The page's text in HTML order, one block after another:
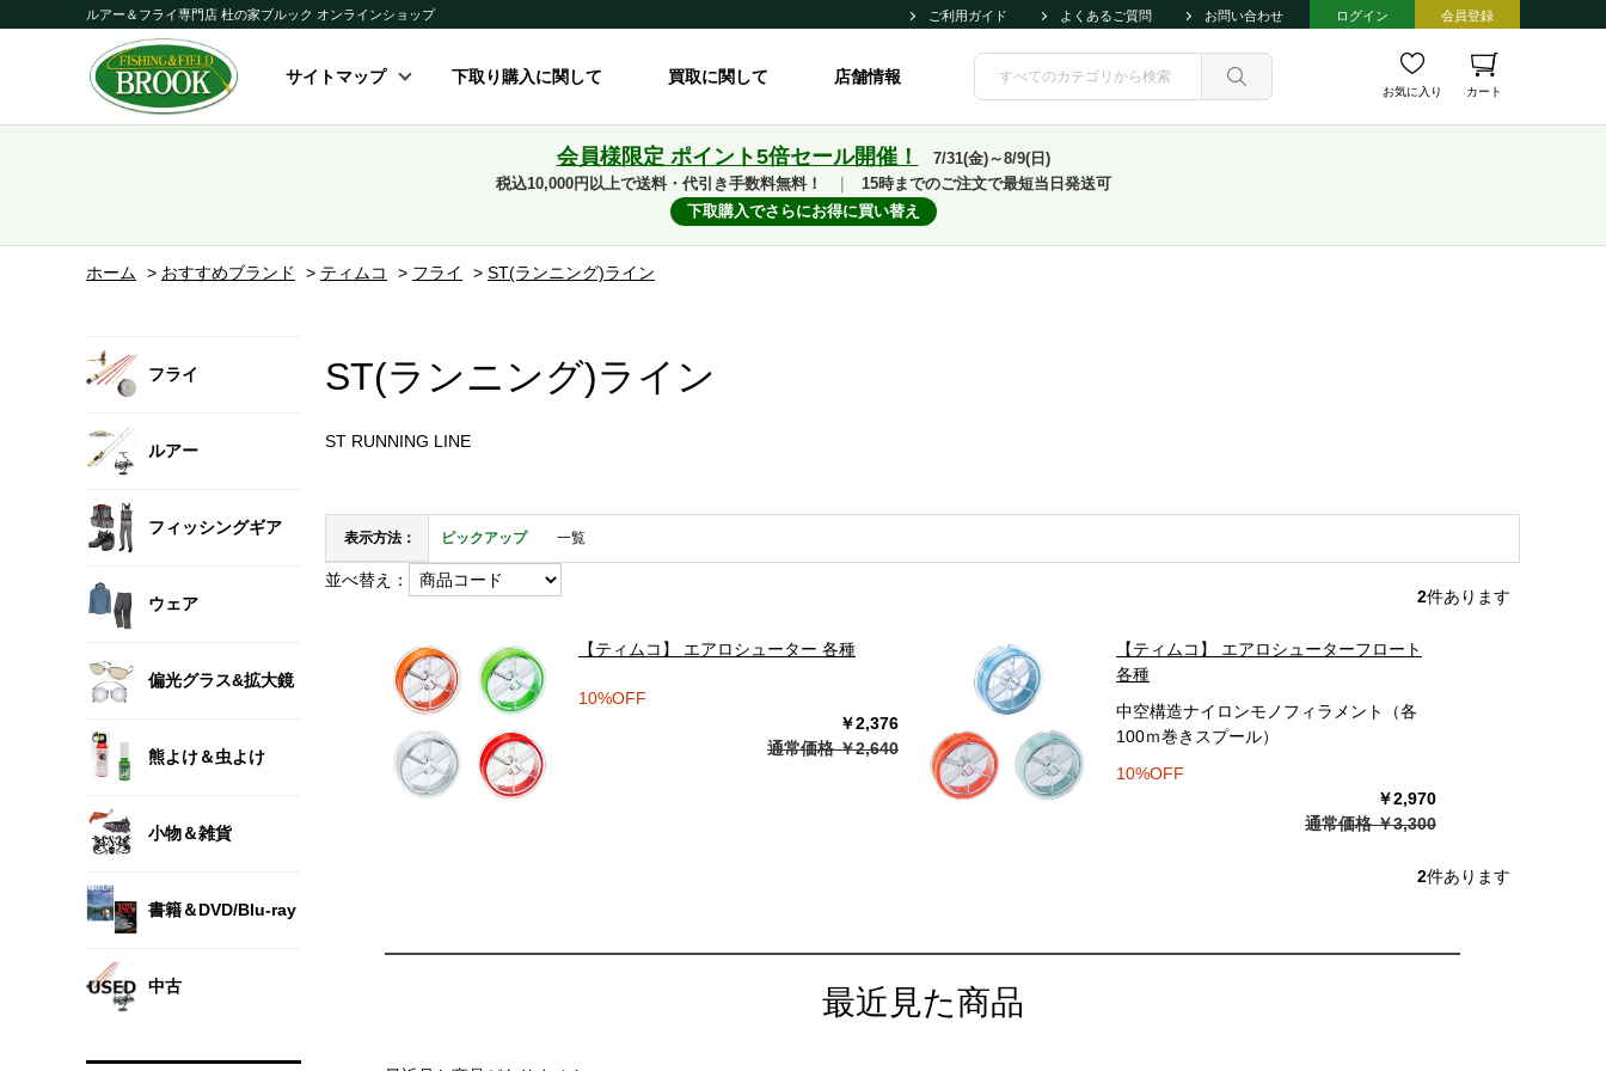
ルアー＆フライ専門店 杜の家ブルック オンラインショップ ご利用ガイド よくあるご質問 お問い合わせ ログイン 会員登録
サイトマップ 下取り購入に関して 買取に関して 店舗情報
お気に入り カート
会員様限定 ポイント5倍セール開催！
7/31(金)～8/9(日)
税込10,000円以上で送料・代引き手数料無料！
15時までのご注文で最短当日発送可
下取購入でさらにお得に買い替え
ホーム > おすすめブランド > ティムコ > フライ > ST(ランニング)ライン
フライ
ルアー
フィッシングギア
ウェア
偏光グラス&拡大鏡
熊よけ＆虫よけ
小物＆雑貨
書籍＆DVD/Blu-ray
中古
ST(ランニング)ライン
ST RUNNING LINE
表示方法： ピックアップ 一覧
並べ替え：
2件あります
【ティムコ】 エアロシューター 各種
10%OFF
￥2,376
通常価格 ￥2,640
【ティムコ】 エアロシューターフロート
各種
中空構造ナイロンモノフィラメント（各
100ｍ巻きスプール）
10%OFF
￥2,970
通常価格 ￥3,300
2件あります
最近見た商品